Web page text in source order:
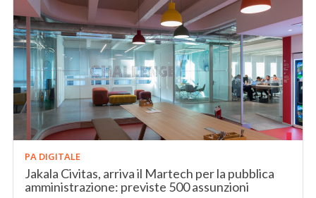
PA DIGITALE
Jakala Civitas, arriva il Martech per la pubblica
amministrazione: previste 500 assunzioni